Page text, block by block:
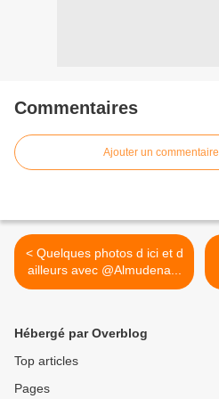
Commentaires
Ajouter un commentaire
< Quelques photos d ici et d
ailleurs avec @Almudena...
Hébergé par Overblog
Top articles
Pages